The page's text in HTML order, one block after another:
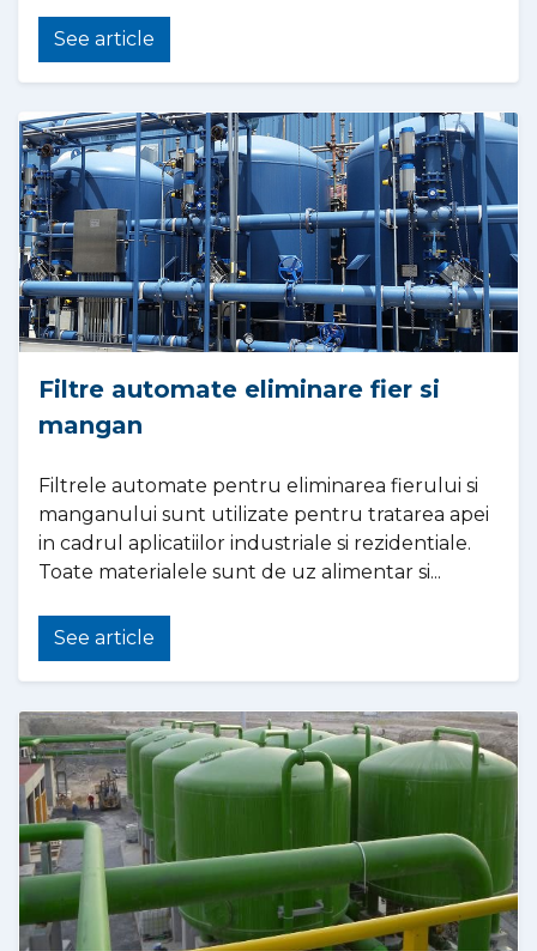
See article
Filtre automate eliminare fier si
mangan
Filtrele automate pentru eliminarea fierului si
manganului sunt utilizate pentru tratarea apei
in cadrul aplicatiilor industriale si rezidentiale.
Toate materialele sunt de uz alimentar si...
See article